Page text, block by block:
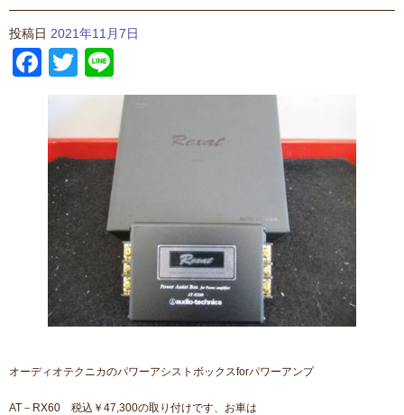
投稿日 2021年11月7日
Facebook
Twitter
オーディオテクニカのパワーアシストボックスforパワーアンプ
AT－RX60 税込￥47,300の取り付けです、お車は